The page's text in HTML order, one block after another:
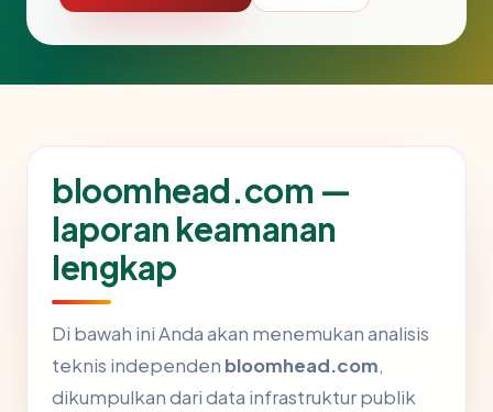
bloomhead.com —
laporan keamanan
lengkap
Di bawah ini Anda akan menemukan analisis
teknis independen bloomhead.com,
dikumpulkan dari data infrastruktur publik